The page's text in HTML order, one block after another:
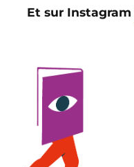
Et sur Instagram